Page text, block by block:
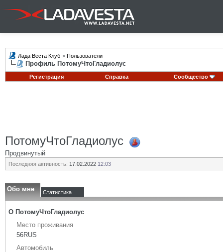
Лада Веста Клуб > Пользователи
Профиль ПотомуЧтоГладиолус
Регистрация Справка Сообщество
ПотомуЧтоГладиолус
Продвинутый
Последняя активность: 17.02.2022 12:03
Обо мне Статистика
О ПотомуЧтоГладиолус
Место проживания
56RUS
Автомобиль